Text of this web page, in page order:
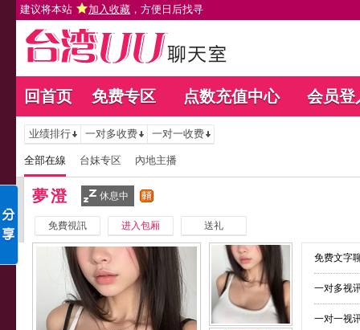
建议将本站 加入收藏 ，方便日后找寻
回首页 免费专区 点数充值中心 会员登
业绩排行 一对多收费 一对一收费
全部在線 台妹专区 內地主播
夢澄 休息中
免費視訊 进入包厢 送礼
免费文字
一对多视
一对一视